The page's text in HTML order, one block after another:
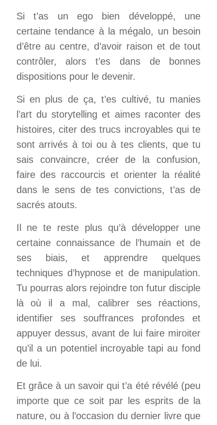
Si t’as un ego bien développé, une
certaine tendance à la mégalo, un besoin
d’être au centre, d’avoir raison et de tout
contrôler, alors t’es dans de bonnes
dispositions pour le devenir.
Si en plus de ça, t’es cultivé, tu manies
l’art du storytelling et aimes raconter des
histoires, citer des trucs incroyables qui te
sont arrivés à toi ou à tes clients, que tu
sais convaincre, créer de la confusion,
faire des raccourcis et orienter la réalité
dans le sens de tes convictions, t’as de
sacrés atouts.
Il ne te reste plus qu’à développer une
certaine connaissance de l’humain et de
ses biais, et apprendre quelques
techniques d’hypnose et de manipulation.
Tu pourras alors rejoindre ton futur disciple
là où il a mal, calibrer ses réactions,
identifier ses souffrances profondes et
appuyer dessus, avant de lui faire miroiter
qu’il a un potentiel incroyable tapi au fond
de lui.
Et grâce à un savoir qui t’a été révélé (peu
importe que ce soit par les esprits de la
nature, ou à l’occasion du dernier livre que